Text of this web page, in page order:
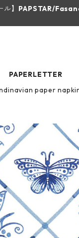
ル】 PAPSTAR/
PAPERLETTER
paper